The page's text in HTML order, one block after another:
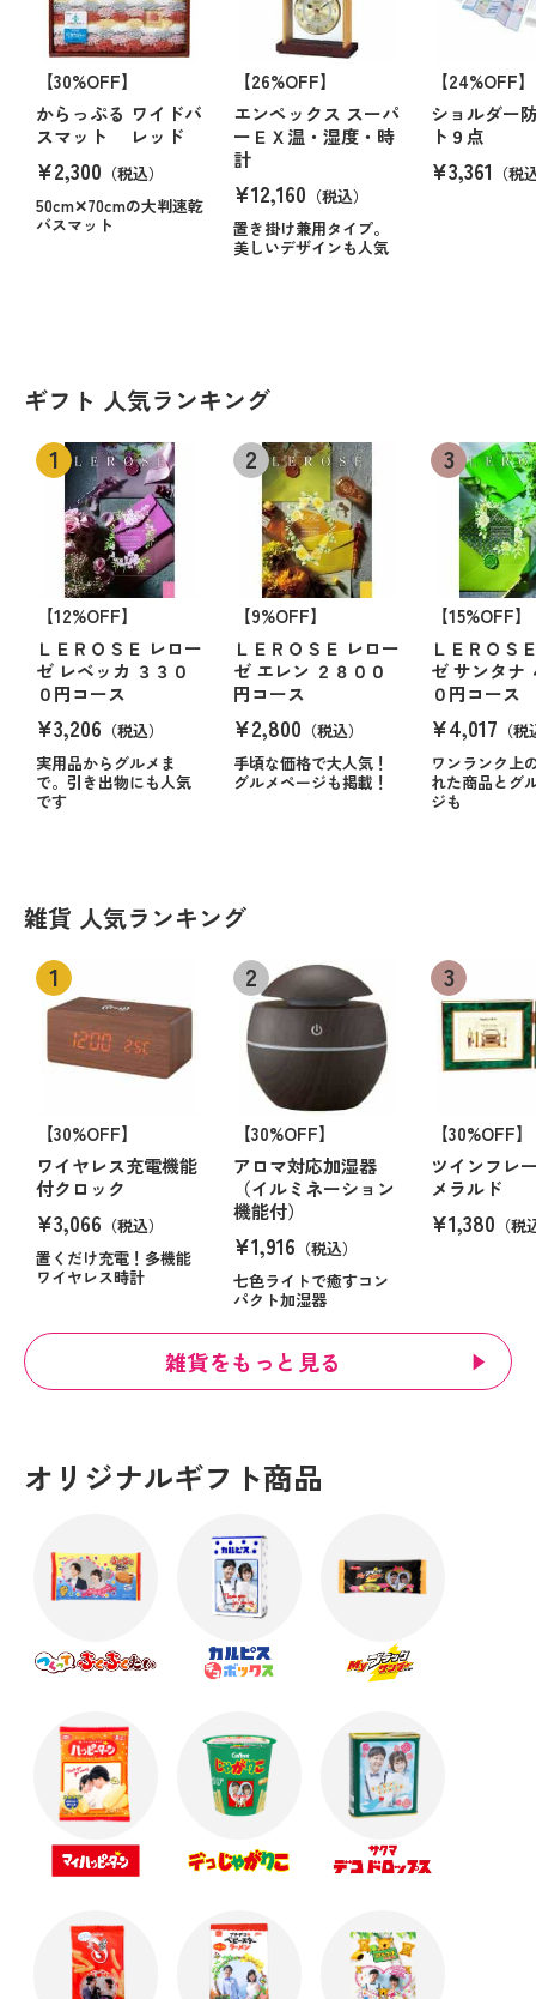
【30%OFF】
からっぷる ワイドバ
スマット レッド
¥2,300 （税込）
50cm✕70cmの大判速乾
バスマット
【26%OFF】
エンペックス スーパ
ーＥＸ温・湿度・時
計
¥12,160 （税込）
置き掛け兼用タイプ。
美しいデザインも人気
【24%OFF】
ショルダー
ト９点
¥3,361 （税
ギフト 人気ランキング
【12%OFF】
ＬＥＲＯＳＥ レロー
ゼ レベッカ ３３０
０円コース
¥3,206 （税込）
実用品からグルメま
で。引き出物にも人気
です
【9%OFF】
ＬＥＲＯＳＥ レロー
ゼ エレン ２８００
円コース
¥2,800 （税込）
手頃な価格で大人気！
グルメページも掲載！
【15%OFF】
ＬＥＲＯＳ
ゼ サンタナ
０円コース
¥4,017 （
ワンランク上
れた商品とグ
ジも
雑貨 人気ランキング
【30%OFF】
ワイヤレス充電機能
付クロック
¥3,066 （税込）
置くだけ充電！多機能
ワイヤレス時計
【30%OFF】
アロマ対応加湿器
（イルミネーション
機能付）
¥1,916 （税込）
七色ライトで癒すコン
パクト加湿器
【30%OFF】
ツインフレ
メラルド
¥1,380 （税
雑貨をもっと見る
オリジナルギフト商品